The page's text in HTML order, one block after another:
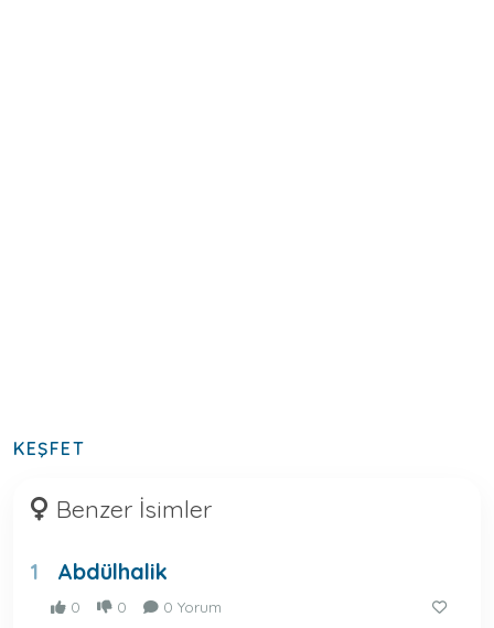
KEŞFET
Benzer İsimler
1 Abdülhalik
0 0 0 Yorum